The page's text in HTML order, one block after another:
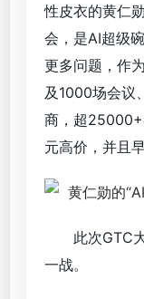
性皮衣的黄仁
会，是AI超级
更多问题，作
及1000场会议
商，超25000+
元高价，并且
此次GTC
一战。